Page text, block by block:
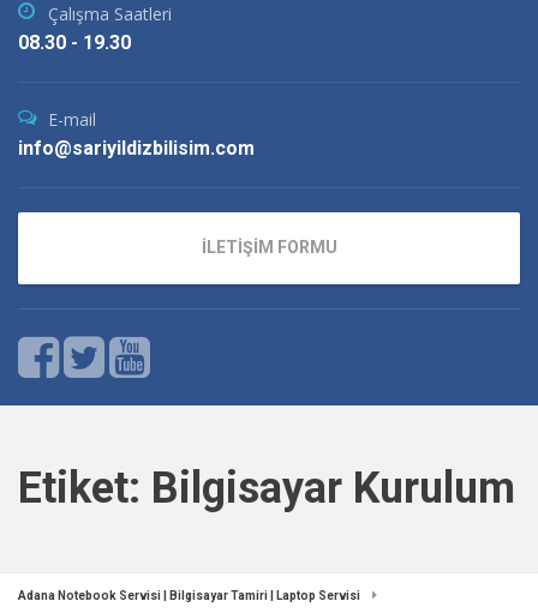
Çalışma Saatleri
08.30 - 19.30
E-mail
info@sariyildizbilisim.com
İLETİŞİM FORMU
Etiket: Bilgisayar Kurulum
Adana Notebook Servisi | Bilgisayar Tamiri | Laptop Servisi